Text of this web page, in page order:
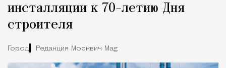
инсталляции к 70-летию Дня
строителя
Город Редакция Москвич Mag